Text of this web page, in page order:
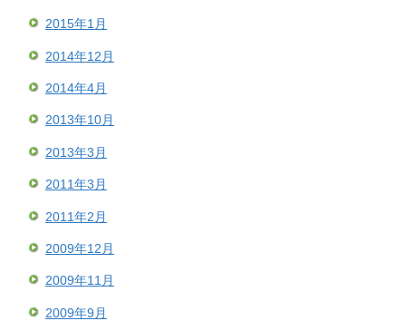
2015年1月
2014年12月
2014年4月
2013年10月
2013年3月
2011年3月
2011年2月
2009年12月
2009年11月
2009年9月